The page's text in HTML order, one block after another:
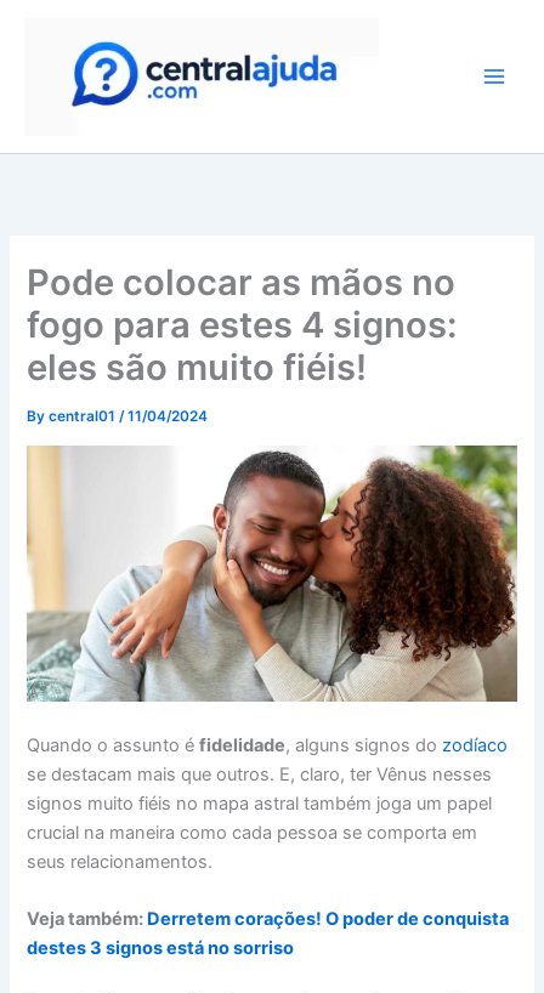
Pode colocar as mãos no
fogo para estes 4 signos:
eles são muito fiéis!
Bycentral01/11/04/2024
Quando o assunto éfidelidade, alguns signos dozodíaco
se destacam mais que outros. E, claro, ter Vênus nesses
signos muito fiéis no mapa astral também joga um papel
crucial na maneira como cada pessoa se comporta em
seus relacionamentos.
Veja também: Derretem corações! O poder de conquista
destes 3 signos está no sorriso